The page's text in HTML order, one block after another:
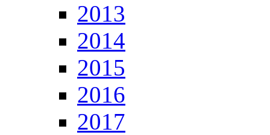
2013
2014
2015
2016
2017